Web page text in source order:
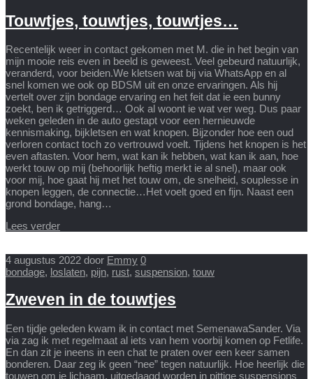
Touwtjes, touwtjes, touwtjes…
Recentelijk weer in contact gekomen met M. die in het begin van
mijn mooie reis even in beeld is geweest. Veel gebeurd natuurlijk,
veranderd, voor beiden.We kletsen wat bij via WhatsApp en al
snel komen we ook op BDSM uit en onze ervaringen. Als hij
vertelt over zijn bondage ervaring en het feit dat ie een bunny
zoekt, ben ik getriggerd… Ook al woont ie wat ver weg. Dus paar
weken geleden in de auto gestapt voor een hernieuwde
kennismaking, bijkletsen en wat knopen. Bijzonder hoe een oud
verloren contact toch zo vertrouwd voelt. Tijdens het knopen is het
even aftasten. Voor hem, wat kan ik hebben, wat kan ik aan, hoe
werkt touw op mij (behoorlijk heftig merkt ie al snel), maar ook
voor mij, hoe gaat hij met het touw om, de snelheid, souplesse in
knopen leggen, de connectie…Het voelt goed en fijn. Naast een
grond bondage, hang…
Lees verder
4 augustus 2022 door Emmy 0
bondage, loslaten, pijn, rust, suspension, touw
Zweven in de touwtjes
Een tijdje geleden kwam ik in contact met SemenawaSander. Via
via zag ik met regelmaat al iets van hem voorbij komen op Fetlife.
En dan zit je ineens in een chat te praten over een keer samen
bonderen. Daar zeg ik geen “nee” tegen natuurlijk. Hoe heerlijk die
touwen om je lichaam, uitgedaagd worden in pittige suspensions